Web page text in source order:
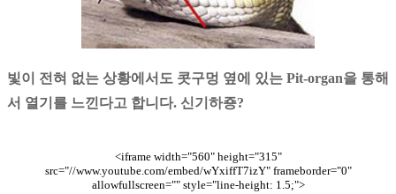
빛이 전혀 없는 상황에서도 콧구멍 옆에 있는 Pit-organ을 통해
서 열기를 느낀다고 합니다. 신기하죵?
<iframe width="560" height="315"
src="//www.youtube.com/embed/wYxiffT7izY" frameborder="0"
allowfullscreen="" style="line-height: 1.5;">